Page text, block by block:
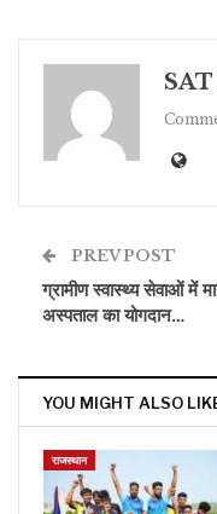
PREV POST
ग्रामीण स्वास्थ्य सेवाओं में
अस्पताल का योगदान…
YOU MIGHT ALSO
राजस्थान